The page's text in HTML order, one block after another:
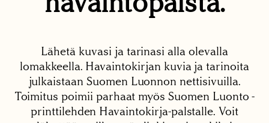
Lähetä kuvasi ja tarinasi alla olevalla
lomakkeella. Havaintokirjan kuvia ja tarinoita
julkaistaan Suomen Luonnon nettisivuilla.
Toimitus poimii parhaat myös Suomen Luonto -
printtilehden Havaintokirja-palstalle. Voit